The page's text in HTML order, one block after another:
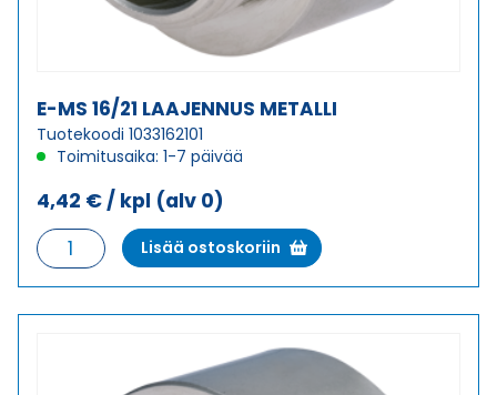
E-MS 16/21 LAAJENNUS METALLI
Tuotekoodi 1033162101
Toimitusaika: 1-7 päivää
4,42 € / kpl (alv 0)
E-
MS
16/21
Lisää ostoskoriin